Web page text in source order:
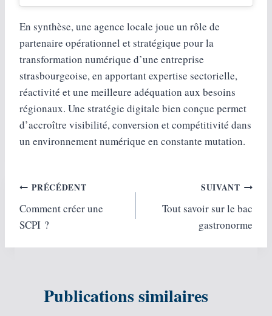
En synthèse, une agence locale joue un rôle de
partenaire opérationnel et stratégique pour la
transformation numérique d’une entreprise
strasbourgeoise, en apportant expertise sectorielle,
réactivité et une meilleure adéquation aux besoins
régionaux. Une stratégie digitale bien conçue permet
d’accroître visibilité, conversion et compétitivité dans
un environnement numérique en constante mutation.
Navigation
de
l’article
PRÉCÉDENT
Comment créer une
SCPI ?
SUIVANT
Tout savoir sur le bac
gastronorme
Publications similaires